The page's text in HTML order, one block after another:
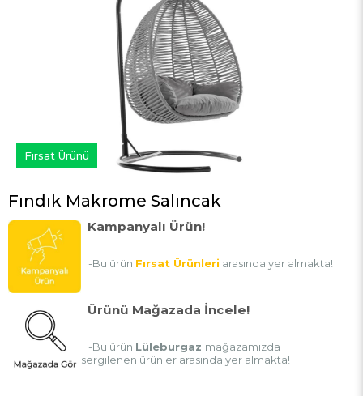
Fırsat Ürünü
Fındık Makrome Salıncak
Kampanyalı Ürün!
-Bu ürün Fırsat Ürünleri arasında yer almakta!
Ürünü Mağazada İncele!
-Bu ürün Lüleburgaz mağazamızda
sergilenen ürünler arasında yer almakta!